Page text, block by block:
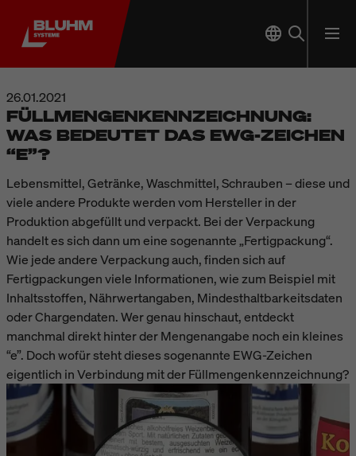
26.01.2021
FÜLLMENGENKENNZEICHNUNG:
WAS BEDEUTET DAS EWG-ZEICHEN
“E”?
Lebensmittel, Getränke, Waschmittel, Schrauben – diese und
viele andere Produkte werden vom Hersteller in der
Produktion abgefüllt und verpackt. Bei der Verpackung
handelt es sich dann um eine sogenannte „Fertigpackung“.
Wie jede andere Verpackung auch, finden sich auf
Fertigpackungen viele Informationen, wie zum Beispiel mit
Inhaltsstoffen, Nährwertangaben, Mindesthaltbarkeitsdaten
oder Chargendaten. Wer genau hinschaut, entdeckt
manchmal direkt hinter der Mengenangabe noch ein kleines
“e”. Doch wofür steht dieses sogenannte EWG-Zeichen
eigentlich in Verbindung mit der Füllmengenkennzeichnung?